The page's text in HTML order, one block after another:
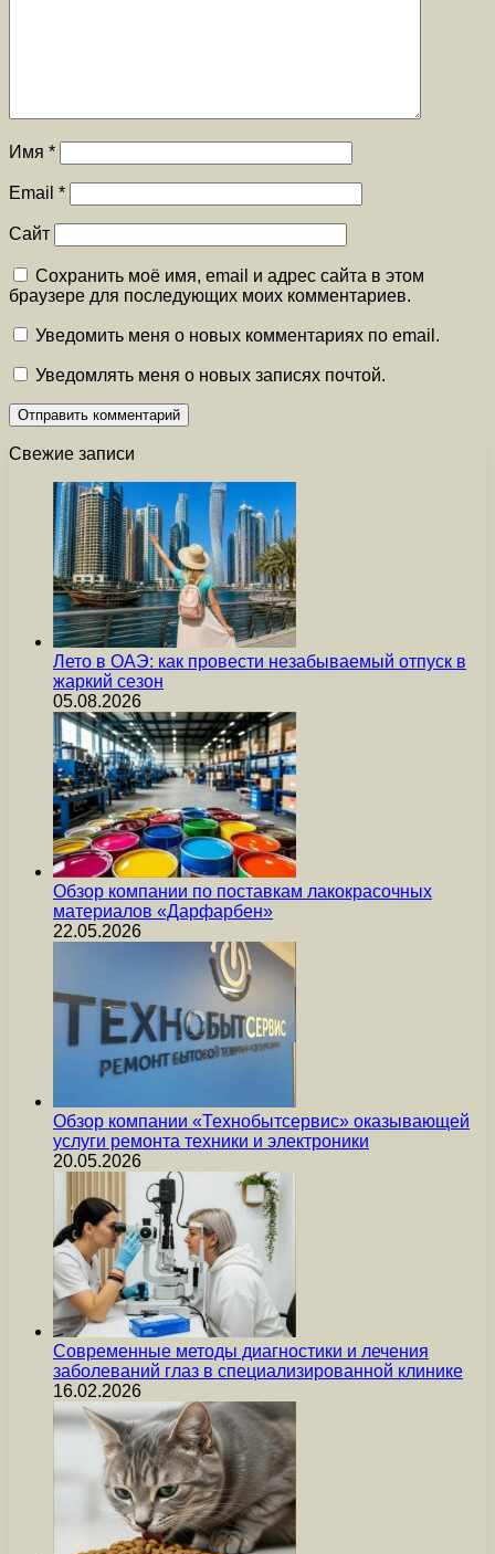
Имя *
Email *
Сайт
Сохранить моё имя, email и адрес сайта в этом
браузере для последующих моих комментариев.
Уведомить меня о новых комментариях по email.
Уведомлять меня о новых записях почтой.
Свежие записи
Лето в ОАЭ: как провести незабываемый отпуск в
жаркий сезон
05.08.2026
Обзор компании по поставкам лакокрасочных
материалов «Дарфарбен»
22.05.2026
Обзор компании «Технобытсервис» оказывающей
услуги ремонта техники и электроники
20.05.2026
Современные методы диагностики и лечения
заболеваний глаз в специализированной клинике
16.02.2026